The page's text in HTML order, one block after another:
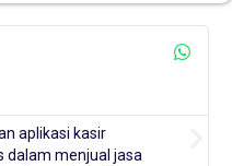
aplikasi kasir
dalam menjual jasa